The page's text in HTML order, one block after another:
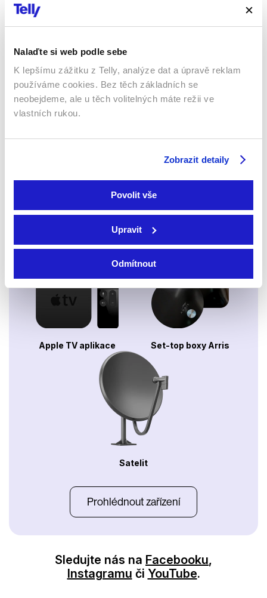
Nalaďte si web podle sebe
K lepšímu zážitku z Telly, analýze dat a úpravě reklam
používáme cookies. Bez těch základních se
neobejdeme, ale u těch volitelných máte režii ve
vlastních rukou.
Zobrazit detaily
Povolit vše
Upravit
Odmítnout
Apple TV aplikace Set-top boxy Arris
Satelit
Prohlédnout zařízení
Sledujte nás na Facebooku,
Instagramu či YouTube.